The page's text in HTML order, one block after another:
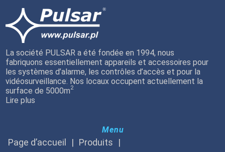
La société PULSAR a été fondée en 1994, nous
fabriquons essentiellement appareils et accessoires pour
les systèmes d’alarme, les contrôles d’accès et pour la
vidéosurveillance. Nos locaux occupent actuellement la
surface de 5000m2
Lire plus
Menu
Page d’accueil
Produits